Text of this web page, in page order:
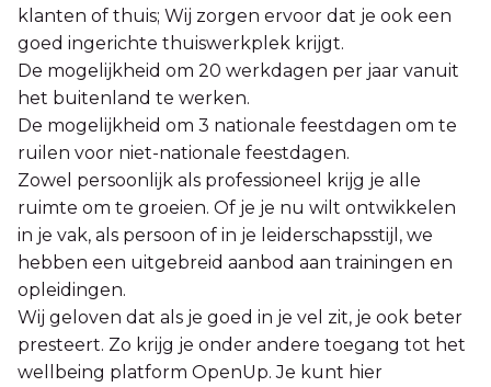
klanten of thuis; Wij zorgen ervoor dat je ook een
goed ingerichte thuiswerkplek krijgt.
De mogelijkheid om 20 werkdagen per jaar vanuit
het buitenland te werken.
De mogelijkheid om 3 nationale feestdagen om te
ruilen voor niet-nationale feestdagen.
Zowel persoonlijk als professioneel krijg je alle
ruimte om te groeien. Of je je nu wilt ontwikkelen
in je vak, als persoon of in je leiderschapsstijl, we
hebben een uitgebreid aanbod aan trainingen en
opleidingen.
Wij geloven dat als je goed in je vel zit, je ook beter
presteert. Zo krijg je onder andere toegang tot het
wellbeing platform OpenUp. Je kunt hier